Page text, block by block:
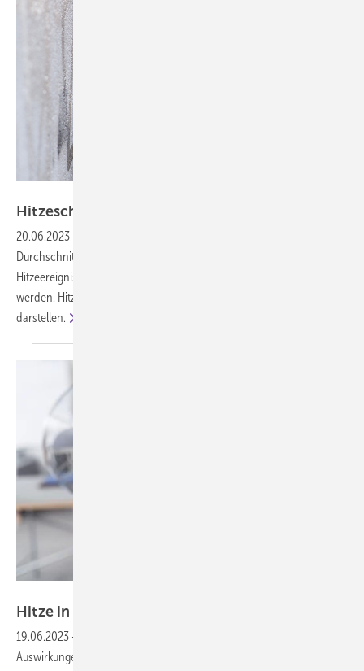
Hitzeschutz am Arbeitsplatz wird
20.06.2023
Durchschnittstemperaturen sorgen dafür, dass extreme
Hitzeereignisse voraussichtlich häufiger auftreten und intensiver
werden. Hitzewellen können eine erhebliche Belastung für Menschen
darstellen.
Hitze in der
19.06.2023 -
Auswirkungen auf die Gesundheit und Sicherheit von Menschen an